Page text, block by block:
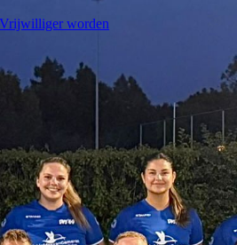
Vrijwilliger worden